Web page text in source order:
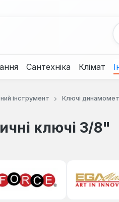
Сантехніка Клімат
інструмент Ключі
ключі 3/8"